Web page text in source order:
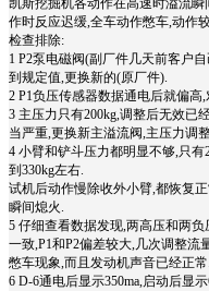
凯斯挖掘机各动作在高速时溢流
作时反应迟缓,全车动作憋车,动作
检查排除:
1 P2泵电磁阀(副厂件几天前客户
到规定值,更换新的(原厂件).
2 P1负压传感器数据通电后就偏
3 主压力只有200kg,调整后无效已
当严重,更换新主溢流阀,主压力调
4 小臂和铲斗压力都明显不够,只
到330kg左右.
试机后动作慢除收外小臂,都恢复
瞬间熄火.
5 仔细查看数据发现,两高压和两
一致,P1和P2偏差较大,几次调整
憋车现象,而且发动机声音已经正常.
6 D-6通电后显示350ma,启动后显